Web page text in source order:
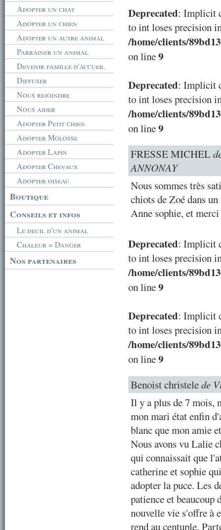
Adopter un chat
Adopter un chien
Adopter un autre animal
Parrainer un animal
Devenir famille d'accueil
Diffuser
Nous rejoindre
Nous aider
Adopter Petit chien
Adopter Molosse
Adopter Lapin
Adopter Chevaux
Adopter oiseau
Boutique
Conseils et infos
Le deuil d'un animal
Chaleur = Danger
Nos partenaires
Deprecated: Implicit
to int loses precision
/home/clients/
on line9
Deprecated: Implicit
to int loses precision
/home/clients/
on line9
FRESSE MICHEL
ANNONAY
Nous sommes très
chiots de Zoé dans
Anne sophie, et
Deprecated: Implicit
to int loses precision
/home/clients/
on line9
Deprecated: Implicit
to int loses precision
/home/clients/
on line9
Benoist christelede
Il y a plus de 7 mois,
mon mari état enfin
blanc que mon amie
Nous avons vu Lalie
qui connaissait que
catherine et sophie
adopter la puce. Les
patience et beaucoup
nouvelle vie s'offre à
rend au centuple.